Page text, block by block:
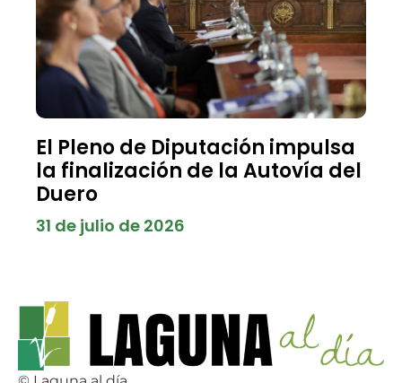
El Pleno de Diputación impulsa
la finalización de la Autovía del
Duero
31 de julio de 2026